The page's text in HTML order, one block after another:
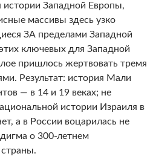
истории Западной Европы,
массивы здесь узко
ЗА пределами Западной
ключевых для Западной
пришлось жертвовать тремя
Результат: история Мали
— в 14 и 19 веках; не
истории Израиля в
а в России воцарилась не
о 300-летнем